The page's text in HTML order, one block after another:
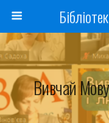
Вивчай